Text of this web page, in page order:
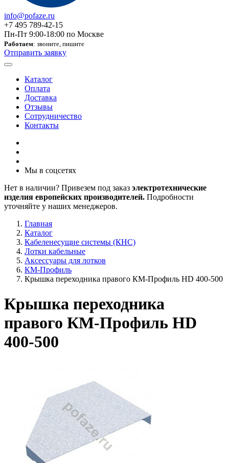
info@pofaze.ru
+7 495 789-42-15
Пн-Пт 9:00-18:00 по Москве
Работаем: звоните, пишите
Отправить заявку
Каталог
Оплата
Доставка
Отзывы
Сотрудничество
Контакты
Мы в соцсетях
Нет в наличии? Привезем под заказ электротехнические
изделия европейских производителей. Подробности
уточняйте у наших менеджеров.
Главная
Каталог
Кабеленесущие системы (КНС)
Лотки кабельные
Аксессуары для лотков
КМ-Профиль
Крышка переходника правого КМ-Профиль HD 400-500
Крышка переходника
правого КМ-Профиль HD
400-500